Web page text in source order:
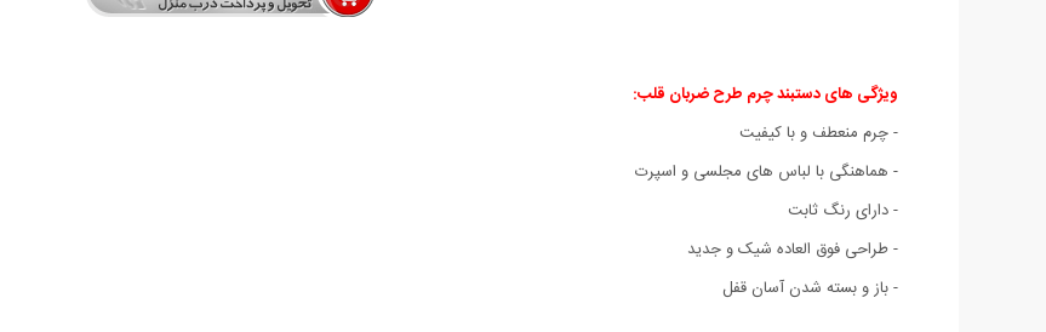
ویژگی های دستبند چرم طرح ضربان قلب:
- چرم منعطف و با کیفیت
- هماهنگی با لباس های مجلسی و اسپرت
- دارای رنگ ثابت
- طراحی فوق العاده شيک و جديد
- باز و بسته شدن آسان قفل